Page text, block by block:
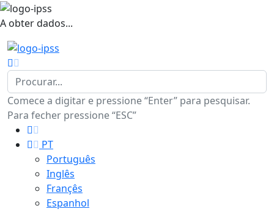
A obter dados...
Comece a digitar e pressione “Enter” para pesquisar.
Para fecher pressione “ESC”
PT
Português
Inglês
Françês
Espanhol